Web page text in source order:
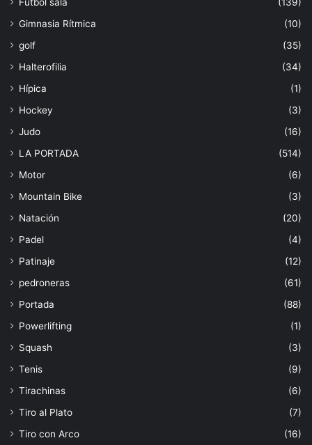
Gimnasia Rítmica
(10)
golf
(35)
Halterofilia
(34)
Hípica
(1)
Hockey
(3)
Judo
(16)
LA PORTADA
(514)
Motor
(6)
Mountain Bike
(3)
Natación
(20)
Padel
(4)
Patinaje
(12)
pedroneras
(61)
Portada
(88)
Powerlifting
(1)
Squash
(3)
Tenis
(9)
Tirachinas
(6)
Tiro al Plato
(7)
Tiro con Arco
(16)